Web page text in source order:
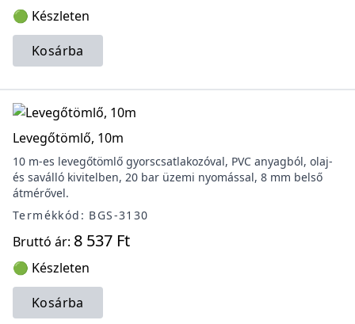
🟢 Készleten
Kosárba
Levegőtömlő, 10m
10 m-es levegőtömlő gyorscsatlakozóval, PVC anyagból, olaj-
és saválló kivitelben, 20 bar üzemi nyomással, 8 mm belső
átmérővel.
Termékkód: BGS-3130
Bruttó ár: 8 537 Ft
🟢 Készleten
Kosárba